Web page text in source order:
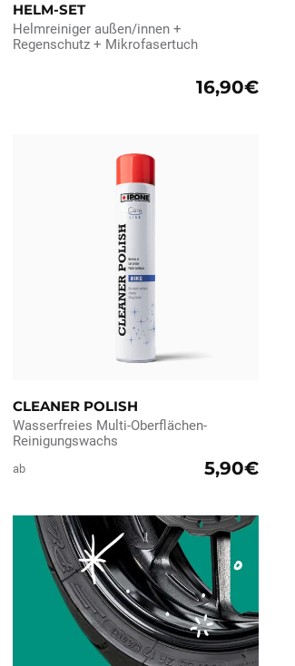
HELM-SET
Helmreiniger außen/innen +
Regenschutz + Mikrofasertuch
16,90€
CLEANER POLISH
Wasserfreies Multi-Oberflächen-
Reinigungswachs
ab 5,90€